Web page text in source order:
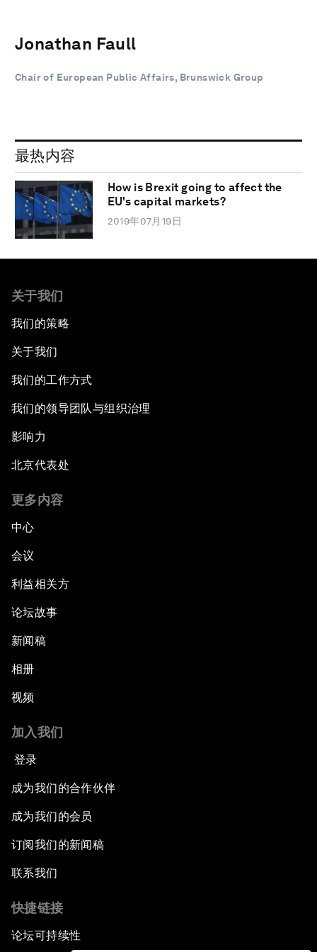
Jonathan Faull
Chair of European Public Affairs, Brunswick Group
最热内容
How is Brexit going to affect the
EU's capital markets?
2019年07月19日
关于我们
我们的策略
关于我们
我们的工作方式
我们的领导团队与组织治理
影响力
北京代表处
更多内容
中心
会议
利益相关方
论坛故事
新闻稿
相册
视频
加入我们
登录
成为我们的合作伙伴
成为我们的会员
订阅我们的新闻稿
联系我们
快捷链接
论坛可持续性